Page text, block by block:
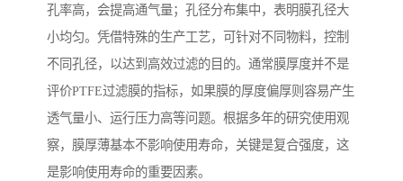
孔率高，会提高通气量；孔径分布集中，表明膜孔径大
小均匀。凭借特殊的生产工艺，可针对不同物料，控制
不同孔径，以达到高效过滤的目的。通常膜厚度并不是
评价PTFE过滤膜的指标，如果膜的厚度偏厚则容易产生
透气量小、运行压力高等问题。根据多年的研究使用观
察，膜厚薄基本不影响使用寿命，关键是复合强度，这
是影响使用寿命的重要因素。